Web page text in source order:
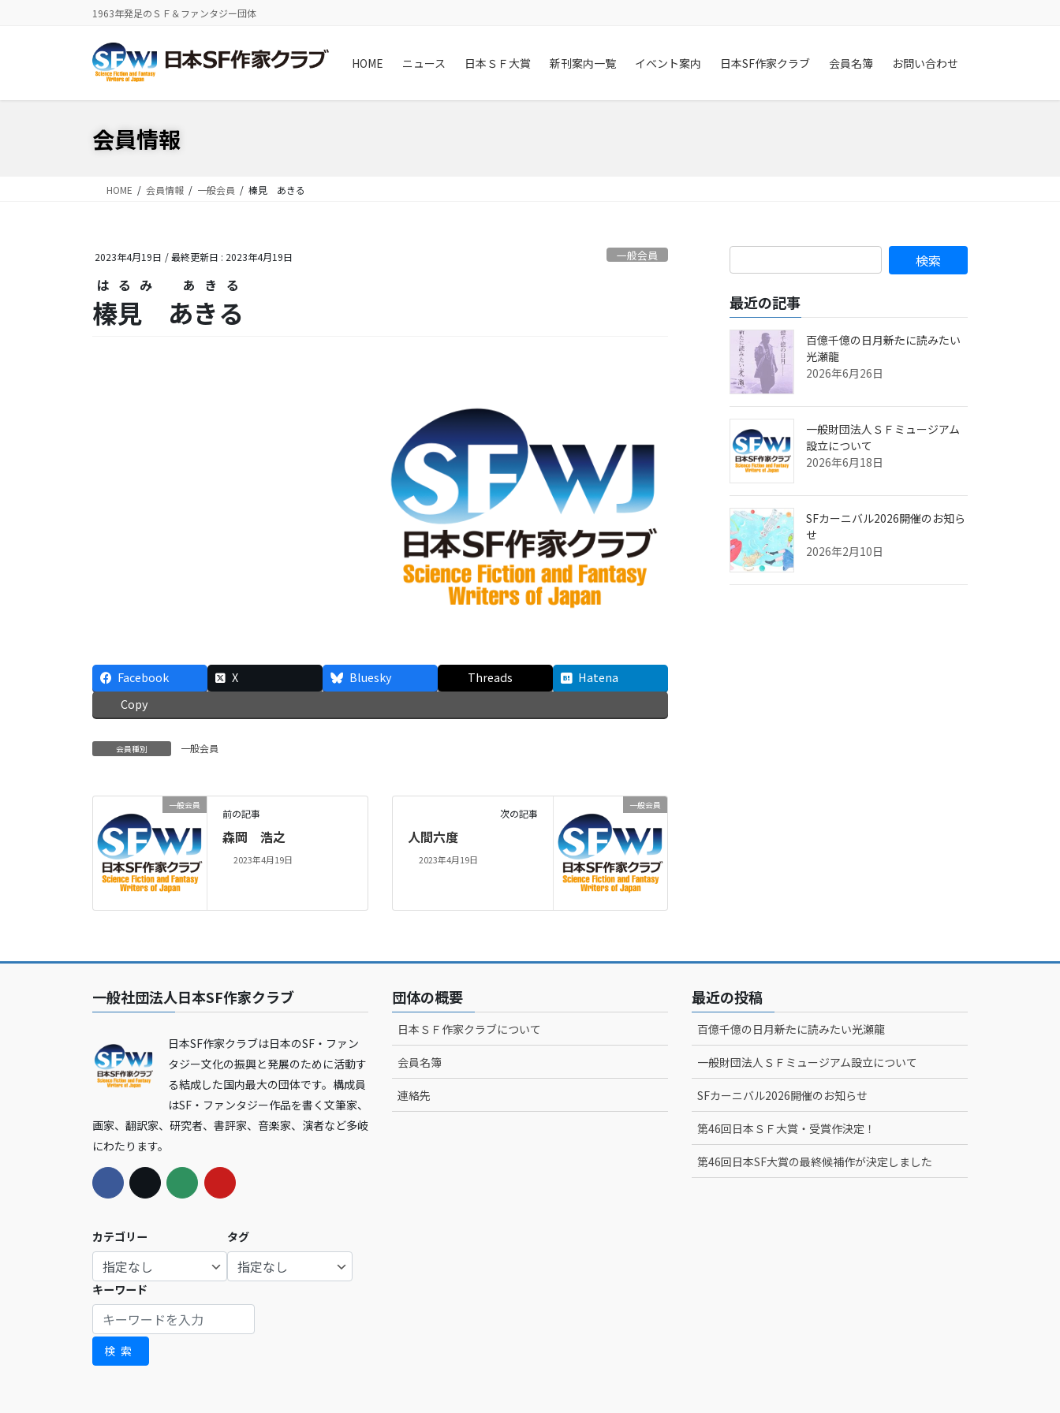
に
ョ
1963年発足のＳＦ＆ファンタジー団体
HOME ニュース 日本ＳＦ大賞 新刊案内一覧 イベント案内 日本SF作家クラブ 会員名簿 お問い合わせ
会員情報
HOME 会員情報 一般会員 榛見 あきる
2023年4月19日 / 最終更新日 : 2023年4月19日 一般会員
榛見 あきる
はるみ あきる
Facebook X Bluesky Threads
Hatena
Copy
会員種別 一般会員
一般会員
前の記事
森岡 浩之
2023年4月19日
一般会員
次の記事
人間六度
2023年4月19日
最近の記事
百億千億の日月――新たに読みたい
光瀬龍
2026年6月26日
一般財団法人ＳＦミュージアム
設立について
2026年6月18日
SFカーニバル2026開催のお知ら
せ
2026年2月10日
一般社団法人日本SF作家クラブ
日本SF作家クラブは日本のSF・ファン
タジー文化の振興と発展のために活動す
る結成した国内最大の団体です。構成員
はSF・ファンタジー作品を書く文筆家、
画家、翻訳家、研究者、書評家、音楽家、演者など多岐
にわたります。
カテゴリー タグ
キーワード
検索
団体の概要
日本ＳＦ作家クラブについて
会員名簿
連絡先
最近の投稿
百億千億の日月――新たに読みたい光瀬龍
一般財団法人ＳＦミュージアム設立について
SFカーニバル2026開催のお知らせ
第46回日本ＳＦ大賞・受賞作決定！
第46回日本SF大賞の最終候補作が決定しました